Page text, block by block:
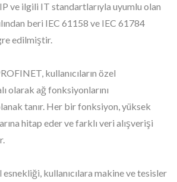
ve ilgili IT standartlarıyla uyumlu olan
beri IEC 61158 ve IEC 61784
edilmiştir.
kullanıcıların özel
olarak ağ fonksiyonlarını
tanır. Her bir fonksiyon, yüksek
hitap eder ve farklı veri alışverişi
kullanıcılara makine ve tesisler